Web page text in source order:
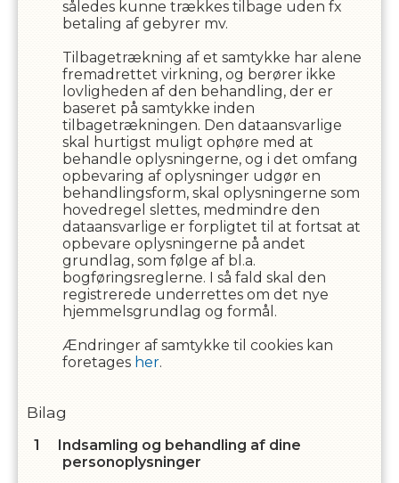
således kunne trækkes tilbage uden fx
betaling af gebyrer mv.
Tilbagetrækning af et samtykke har alene
fremadrettet virkning, og berører ikke
lovligheden af den behandling, der er
baseret på samtykke inden
tilbagetrækningen. Den dataansvarlige
skal hurtigst muligt ophøre med at
behandle oplysningerne, og i det omfang
opbevaring af oplysninger udgør en
behandlingsform, skal oplysningerne som
hovedregel slettes, medmindre den
dataansvarlige er forpligtet til at fortsat at
opbevare oplysningerne på andet
grundlag, som følge af bl.a.
bogføringsreglerne. I så fald skal den
registrerede underrettes om det nye
hjemmelsgrundlag og formål.
Ændringer af samtykke til cookies kan
foretages her.
Bilag
Indsamling og behandling af dine
personoplysninger